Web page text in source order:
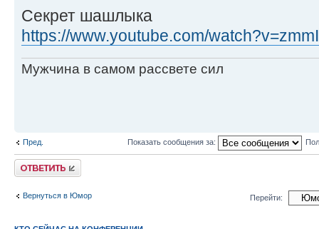
Секрет шашлыка
https://www.youtube.com/
Мужчина в самом рассвете сил
Пред. Показать сообщения за:
Ответить
Вернуться в Юмор Перейти: